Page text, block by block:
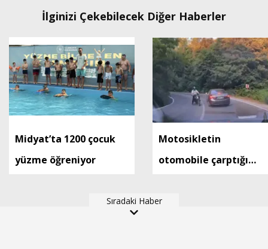
İlginizi Çekebilecek Diğer Haberler
Midyat’ta 1200 çocuk
yüzme öğreniyor
Motosikletin
otomobile çarptığı
kamerasında
Sıradaki Haber